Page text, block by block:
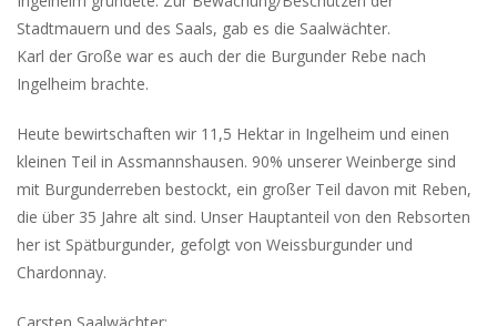
Stadtmauern und des Saals, gab es die Saalwächter.
Karl der Große war es auch der die Burgunder Rebe nach
Ingelheim brachte.
Heute bewirtschaften wir 11,5 Hektar in Ingelheim und einen
kleinen Teil in Assmannshausen. 90% unserer Weinberge sind
mit Burgunderreben bestockt, ein großer Teil davon mit Reben,
die über 35 Jahre alt sind. Unser Hauptanteil von den Rebsorten
her ist Spätburgunder, gefolgt von Weissburgunder und
Chardonnay.